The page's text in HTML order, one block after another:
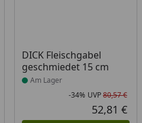
Preis
DICK Fleischgabel
geschmiedet 15 cm
Produkt am Lager
Am Lager
-34% UVP80,57 €
52,81 €